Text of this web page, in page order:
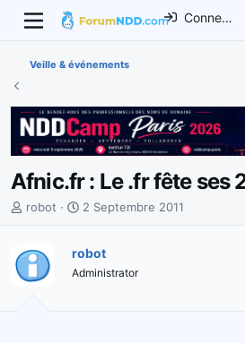
Connexion
Veille & événements
Afnic.fr : Le .fr fête ses
I
t
i
robot
D
e
d
2 Septembre 2011
robot
Administrator